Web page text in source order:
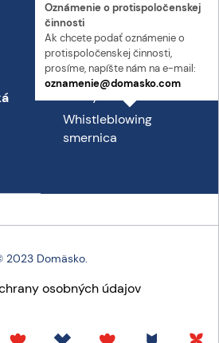
Kontakt
Kontakt
Prepravný poriadok
Oznámenie o proti­spoločenskej
činnosti
Ak chcete podať oznámenie o
proti­spoločenskej činnosti,
prosíme, napíšte nám na e-mail:
oznamenie@domasko.com
Whistleblowing
smernica
2023 Domäsko.
osobných údajov